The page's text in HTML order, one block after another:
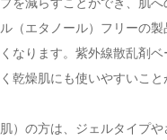
（エタノール）フリーの製
なります。紫外線散乱剤ベ
乾燥肌にも使いやすいこと
）の方は、ジェルタイプや